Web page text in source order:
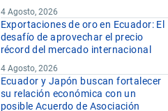
4 Agosto, 2026
Exportaciones de oro en Ecuador: El
desafío de aprovechar el precio
récord del mercado internacional
4 Agosto, 2026
Ecuador y Japón buscan fortalecer
su relación económica con un
posible Acuerdo de Asociación